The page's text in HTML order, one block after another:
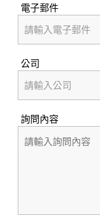
電子郵件
公司
詢問內容